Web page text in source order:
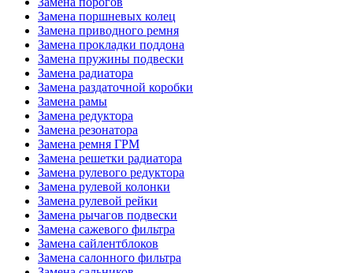
Замена поршневых колец
Замена приводного ремня
Замена прокладки поддона
Замена пружины подвески
Замена радиатора
Замена раздаточной коробки
Замена рамы
Замена редуктора
Замена резонатора
Замена ремня ГРМ
Замена решетки радиатора
Замена рулевого редуктора
Замена рулевой колонки
Замена рулевой рейки
Замена рычагов подвески
Замена сажевого фильтра
Замена сайлентблоков
Замена салонного фильтра